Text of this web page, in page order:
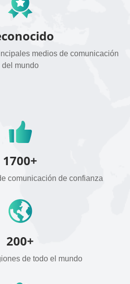
medios de comunicación
del mundo
1700+
comunicación de confianza
200+
de todo el mundo